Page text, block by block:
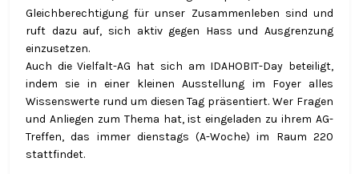
Gleichberechtigung für unser Zusammenleben sind und
ruft dazu auf, sich aktiv gegen Hass und Ausgrenzung
einzusetzen.
Auch die Vielfalt-AG hat sich am IDAHOBIT-Day beteiligt,
indem sie in einer kleinen Ausstellung im Foyer alles
Wissenswerte rund um diesen Tag präsentiert. Wer Fragen
und Anliegen zum Thema hat, ist eingeladen zu ihrem AG-
Treffen, das immer dienstags (A-Woche) im Raum 220
stattfindet.